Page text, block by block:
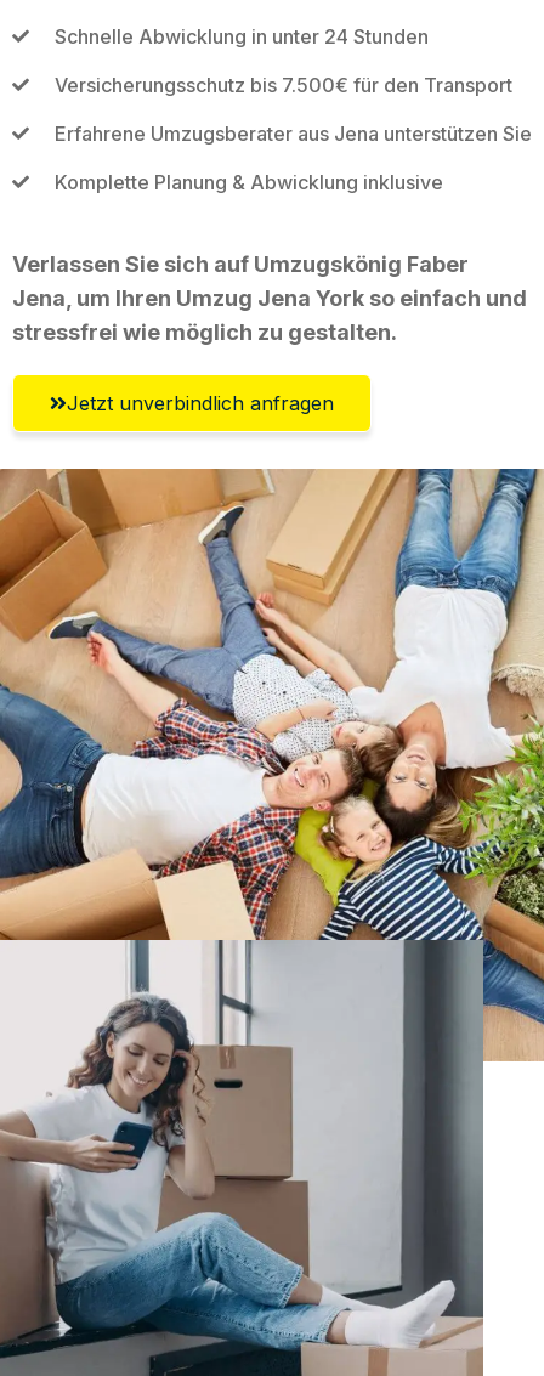
Schnelle Abwicklung in unter 24 Stunden
Versicherungsschutz bis 7.500€ für den Transport
Erfahrene Umzugsberater aus Jena unterstützen Sie
Komplette Planung & Abwicklung inklusive
Verlassen Sie sich auf Umzugskönig Faber
Jena, um Ihren Umzug Jena York so einfach und
stressfrei wie möglich zu gestalten.
Jetzt unverbindlich anfragen